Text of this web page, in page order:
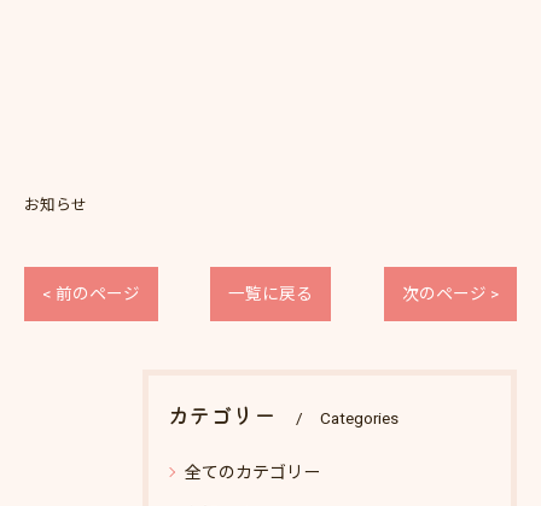
お知らせ
< 前のページ 一覧に戻る 次のページ >
カテゴリー Categories
全てのカテゴリー